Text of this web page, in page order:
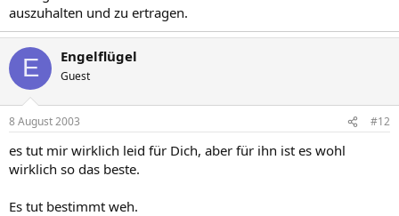
auszuhalten und zu ertragen.
E Engelflügel
Guest
8 August 2003 #12
es tut mir wirklich leid für Dich, aber für ihn ist es wohl
wirklich so das beste.
Es tut bestimmt weh.